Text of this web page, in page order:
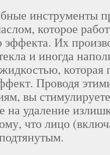
инструменты
которое
эффекта. Их
и иногда
которая
Проводя
вы
на удаление
что лицо